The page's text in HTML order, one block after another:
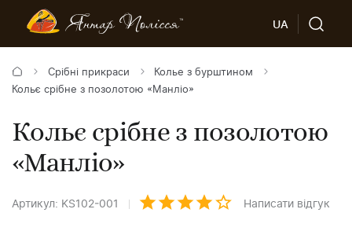
UA
Срібні прикраси
Колье з бурштином
Кольє срібне з позолотою «Манліо»
Кольє срібне з позолотою
«Манліо»
Артикул: KS102-001 Написати відгук